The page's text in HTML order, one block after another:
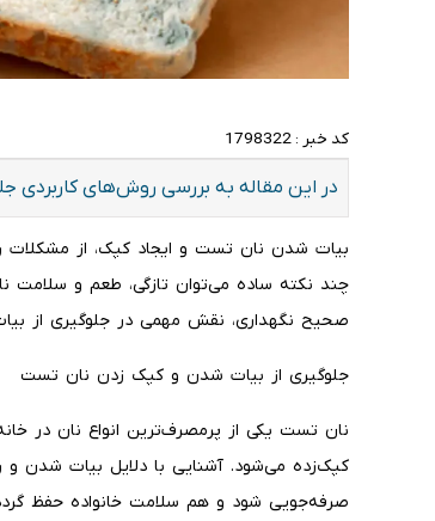
کد خبر : 1798322
در این مقاله به بررسی روش‌های کاربردی
بیات شدن نان تست و ایجاد کپک، از مشکلات
چند نکته ساده می‌توان تازگی، طعم و سلامت
صحیح نگهداری، نقش مهمی در جلوگیری از
جلوگیری از بیات شدن و کپک زدن نان تست
نان تست یکی از پرمصرف‌ترین انواع نان در
کپک‌زده می‌شود. آشنایی با دلایل بیات
صرفه‌جویی شود و هم سلامت خانواده حفظ گردد.